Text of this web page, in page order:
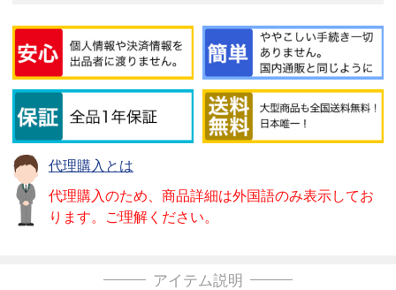
代理購入とは
代理購入のため、商品詳細は外国語のみ表示してお
ります。ご理解ください。
アイテム説明